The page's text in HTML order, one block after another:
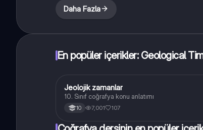
Daha Fazla
En popüler içerikler: Geological
Coğrafya
Jeolojik zamanlar
10. Sınıf coğrafya konu anlatımı
10 7,001 107